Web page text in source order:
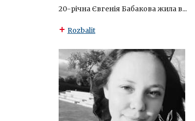
20-річна Євгенія Бабакова жила в...
Rozbalit